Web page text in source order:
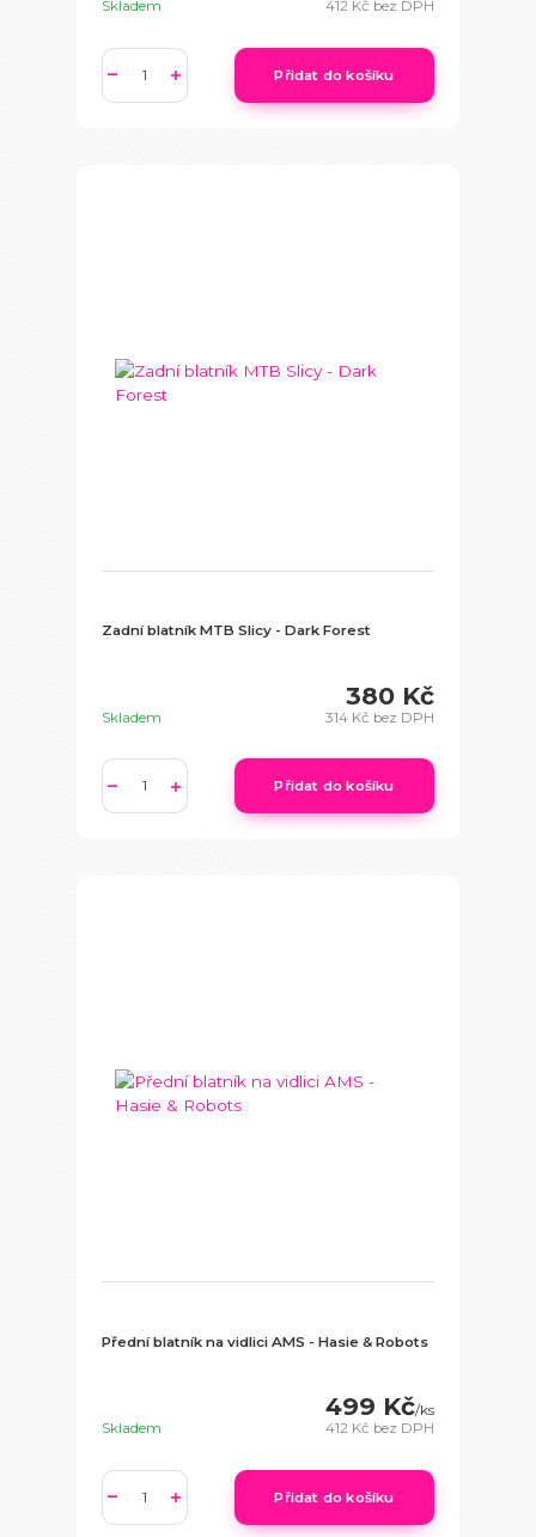
412 Kč bez DPH
Skladem
Přidat do košíku
Zadní blatník MTB Slicy - Dark Forest
380 Kč
314 Kč bez DPH
Skladem
Přidat do košíku
Přední blatník na vidlici AMS - Hasie & Robots
499 Kč/ks
412 Kč bez DPH
Skladem
Přidat do košíku